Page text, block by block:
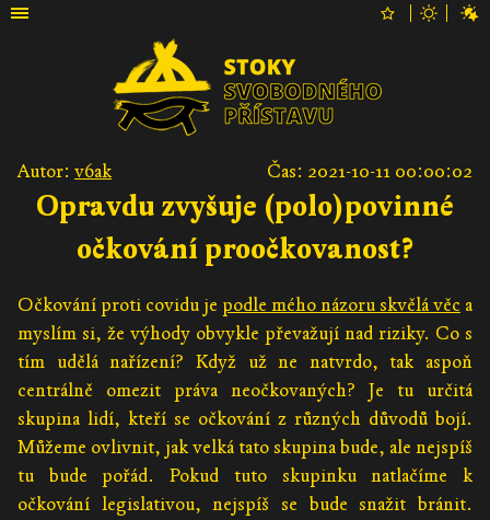
Autor: v6ak Čas: 2021-10-11 00:00:02
Opravdu zvyšuje (polo)povinné
očkování proočkovanost?
Očkování proti covidu je podle mého názoru skvělá věc a
myslím si, že výhody obvykle převažují nad riziky. Co s
tím udělá nařízení? Když už ne natvrdo, tak aspoň
centrálně omezit práva neočkovaných? Je tu určitá
skupina lidí, kteří se očkování z různých důvodů bojí.
Můžeme ovlivnit, jak velká tato skupina bude, ale nejspíš
tu bude pořád. Pokud tuto skupinku natlačíme k
očkování legislativou, nejspíš se bude snažit bránit.